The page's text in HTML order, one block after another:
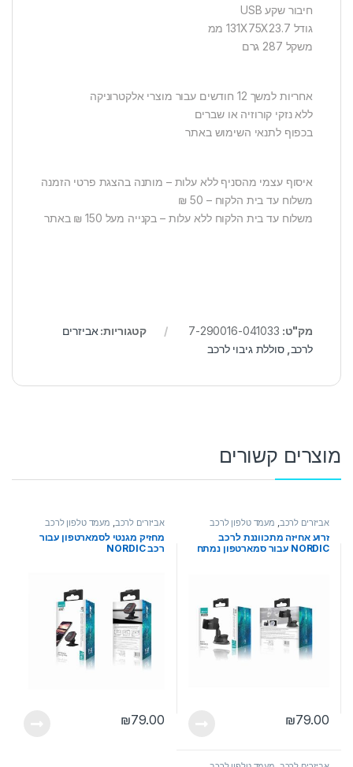
חיבור שקע USB
גודל 131X75X23.7 ממ
משקל 287 גרם
אחריות למשך 12 חודשים עבור מוצרי אלקטרוניקה
ללא נזקי קורוזיה או שברים
בכפוף לתנאי השימוש באתר
איסוף עצמי מהסניף ללא עלות – מותנה בהצגת פרטי הזמנה
משלוח עד בית הלקוח – 50 ₪
משלוח עד בית הלקוח ללא עלות – בקנייה מעל 150 ₪ באתר
מק"ט: 7-290016-041033 קטגוריות: אביזרים
לרכב ,סוללת גיבוי לרכב
מוצרים קשורים
אביזרים לרכב, מעמד טלפון לרכב
זרוע אחיזה מתכווננת לרכב
NORDIC עבור סמארטפון נמתח
₪79.00
אביזרים לרכב, מעמד טלפון לרכב
מחזיק מגנטי לסמארטפון עבור
רכב NORDIC
₪79.00